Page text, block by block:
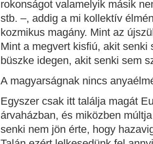
rokonságot valamelyik másik
stb. –, addig a mi kollektív
kozmikus magány. Mint az
Mint a megvert kisfiú, akit
büszke idegen, akit senki sem
A magyarságnak nincs
Egyszer csak itt találja magát
árvaházban, és miközben
senki nem jön érte, hogy